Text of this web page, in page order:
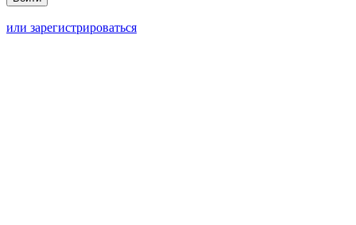
или зарегистрироваться